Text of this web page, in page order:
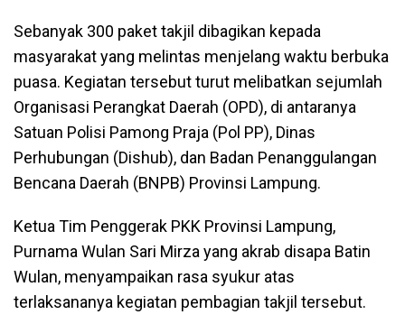
Sebanyak 300 paket takjil dibagikan kepada
masyarakat yang melintas menjelang waktu berbuka
puasa. Kegiatan tersebut turut melibatkan sejumlah
Organisasi Perangkat Daerah (OPD), di antaranya
Satuan Polisi Pamong Praja (Pol PP), Dinas
Perhubungan (Dishub), dan Badan Penanggulangan
Bencana Daerah (BNPB) Provinsi Lampung.
Ketua Tim Penggerak PKK Provinsi Lampung,
Purnama Wulan Sari Mirza yang akrab disapa Batin
Wulan, menyampaikan rasa syukur atas
terlaksananya kegiatan pembagian takjil tersebut.